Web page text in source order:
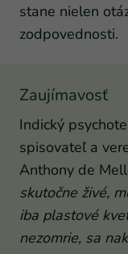
stane nielen
zodpovednosti.
Zaujímavosť
Indický
spisovateľ a
Anthony de
skutočne živé,
iba plastové
nezomrie, sa